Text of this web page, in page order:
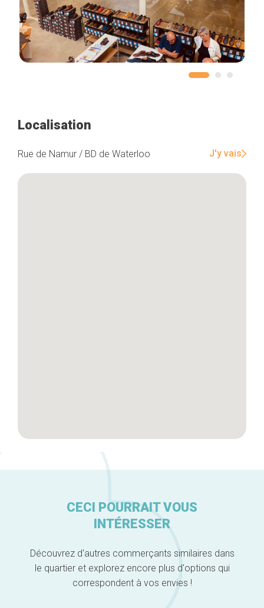
Localisation
Rue de Namur / BD de Waterloo J'y vais
CECI POURRAIT VOUS
INTÉRESSER
Découvrez d'autres commerçants similaires dans
le quartier et explorez encore plus d'options qui
correspondent à vos envies !